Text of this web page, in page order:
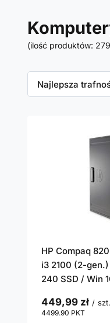
(ilość produktów: 279
Zmień
Najlepsza
HP Compaq
i3 2100 (2-gen.)
240 SSD / Win
449,99 zł / szt.
4499.90 PKT